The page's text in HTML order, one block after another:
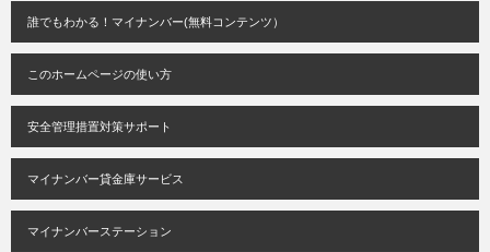
誰でもわかる！マイナンバー(無料コンテンツ）
このホームページの使い方
安全管理措置対策サポート
マイナンバー貸金庫サービス
マイナンバーステーション